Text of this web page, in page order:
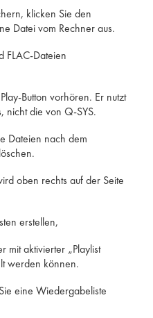
klicken Sie den
Datei vom Rechner aus.
FLAC-Dateien
Button vorhören. Er nutzt
nicht die von Q-SYS.
Dateien nach dem
oben rechts auf der Seite
erstellen,
mit aktivierter „Playlist
werden können.
eine Wiedergabeliste